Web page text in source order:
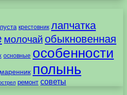
крестовник лапчатка
молочай обыкновенная
основные особенности
полынь
ремонт советы